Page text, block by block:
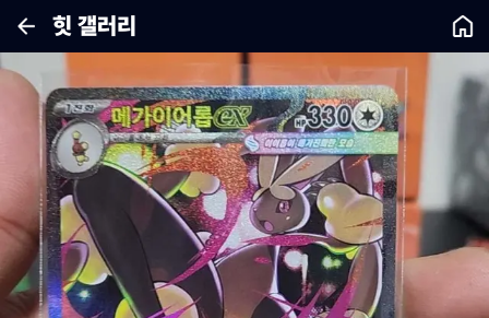
힛 갤러리